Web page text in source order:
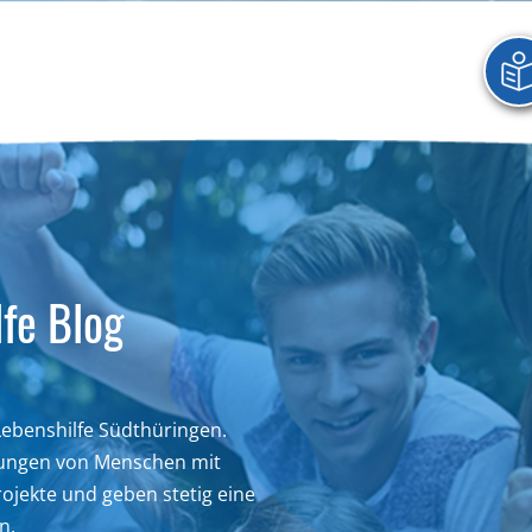
Blog
Südthüringen.
von Menschen mit
und geben stetig eine